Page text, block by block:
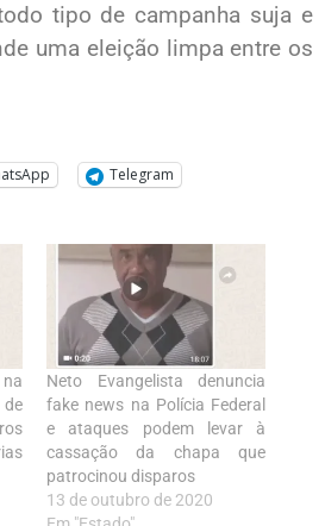
tipo de campanha suja e
uma eleição limpa entre os
Telegram
Neto Evangelista denuncia
fake news na Polícia Federal
e ataques podem levar à
cassação da chapa que
patrocinou disparos
13 de outubro de 2020